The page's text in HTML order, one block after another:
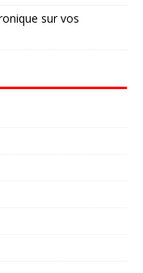
sur vos